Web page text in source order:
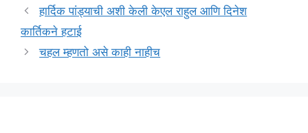
हार्दिक पांड्याची अशी केली केएल राहुल आणि दिनेश
कार्तिकने हटाई
चहल म्हणतो असे काही नाहीच